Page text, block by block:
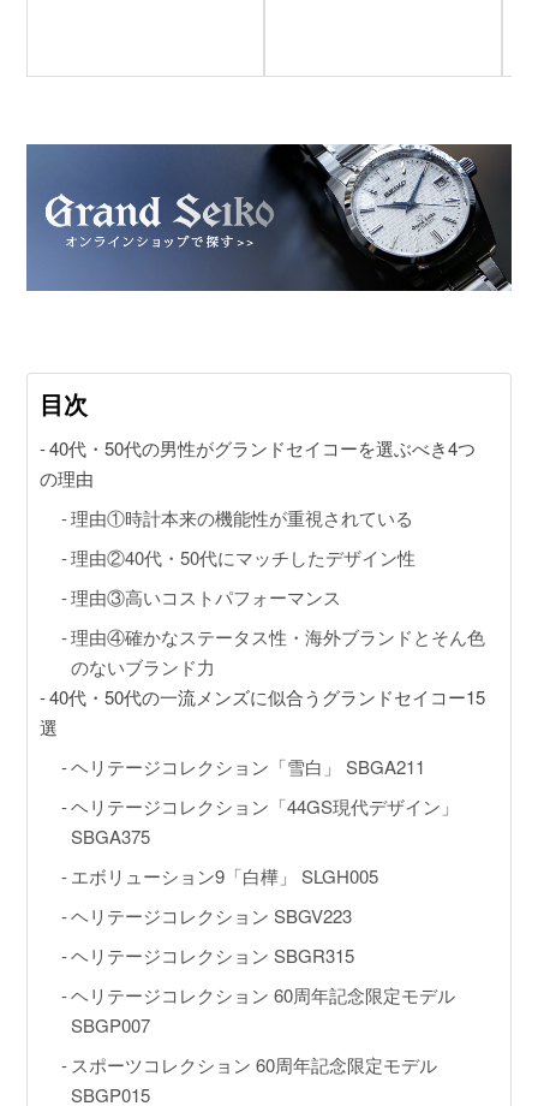
目次
40代・50代の男性がグランドセイコーを選ぶべき4つ
の理由
理由①時計本来の機能性が重視されている
理由②40代・50代にマッチしたデザイン性
理由③高いコストパフォーマンス
理由④確かなステータス性・海外ブランドとそん色
のないブランド力
40代・50代の一流メンズに似合うグランドセイコー15
選
ヘリテージコレクション「雪白」 SBGA211
ヘリテージコレクション「44GS現代デザイン」
SBGA375
エボリューション9「白樺」 SLGH005
ヘリテージコレクション SBGV223
ヘリテージコレクション SBGR315
ヘリテージコレクション 60周年記念限定モデル
SBGP007
スポーツコレクション 60周年記念限定モデル
SBGP015